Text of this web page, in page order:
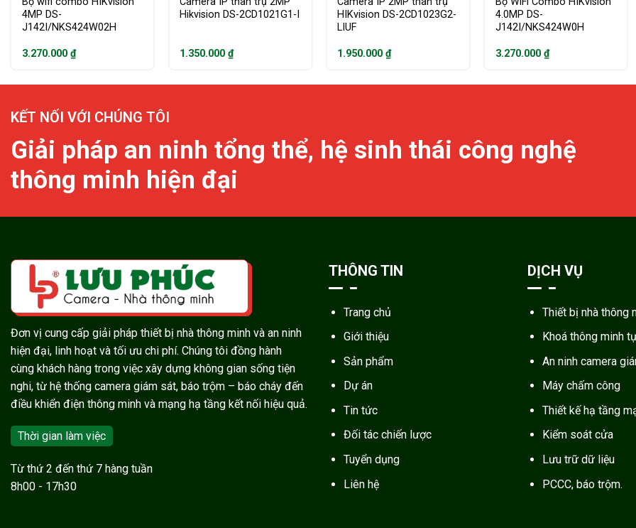
4MP DS-
J142I/NKS424W02H
3.270.000 ₫
Hikvision DS-2CD1021G1-I
1.350.000₫
HIKvision DS-2CD1023G2-
LIUF
1.950.000₫
4.0MP DS-
J142I/NKS424W0H
3.270.000 ₫
KẾT NỐI VỚI CHÚNG TÔI
Giải pháp an ninh tổng thể, hệ sinh thái công nghệ
thông minh hiện đại
Đơn vị cung cấp giải pháp thiết bị nhà thông minh và an ninh
hiện đại, linh hoạt và tối ưu chi phí. Chúng tôi đồng hành
cùng khách hàng trong việc xây dựng không gian sống tiện
nghi, từ hệ thống camera giám sát, báo trộm – báo cháy đến
điều khiển điện thông minh và mạng hạ tầng kết nối hiệu quả.
Thời gian làm việc
Từ thứ 2 đến thứ 7 hàng tuần
8h00 - 17h30
THÔNG TIN
Trang chủ
Giới thiệu
Sản phẩm
Dự án
Tin tức
Đối tác chiến lược
Tuyển dụng
Liên hệ
DỊCH VỤ
Thiết bị nhà thông
Khoá thông minh
An ninh camera
Máy chấm công
Thiết kế hạ tầng
Kiểm soát cửa
Lưu trữ dữ liệu
PCCC, báo trộm.